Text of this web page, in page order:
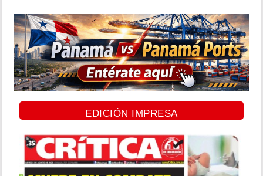
EDICIÓN IMPRESA